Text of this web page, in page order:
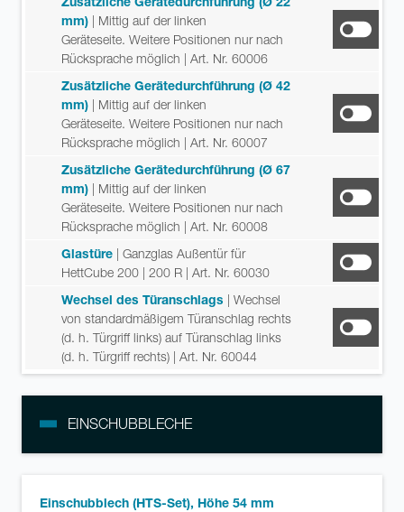
mm) | Mittig auf der linken
Geräteseite. Weitere Positionen nur nach
Rücksprache möglich | Art. Nr. 60006
Zusätzliche Gerätedurchführung (Ø 42
mm) | Mittig auf der linken
Geräteseite. Weitere Positionen nur nach
Rücksprache möglich | Art. Nr. 60007
Zusätzliche Gerätedurchführung (Ø 67
mm) | Mittig auf der linken
Geräteseite. Weitere Positionen nur nach
Rücksprache möglich | Art. Nr. 60008
Glastüre | Ganzglas Außentür für
HettCube 200 | 200 R | Art. Nr. 60030
Wechsel des Türanschlags | Wechsel
von standardmäßigem Türanschlag rechts
(d. h. Türgriff links) auf Türanschlag links
(d. h. Türgriff rechts) | Art. Nr. 60044
EINSCHUBBLECHE
Einschubblech (HTS-Set), Höhe 54 mm